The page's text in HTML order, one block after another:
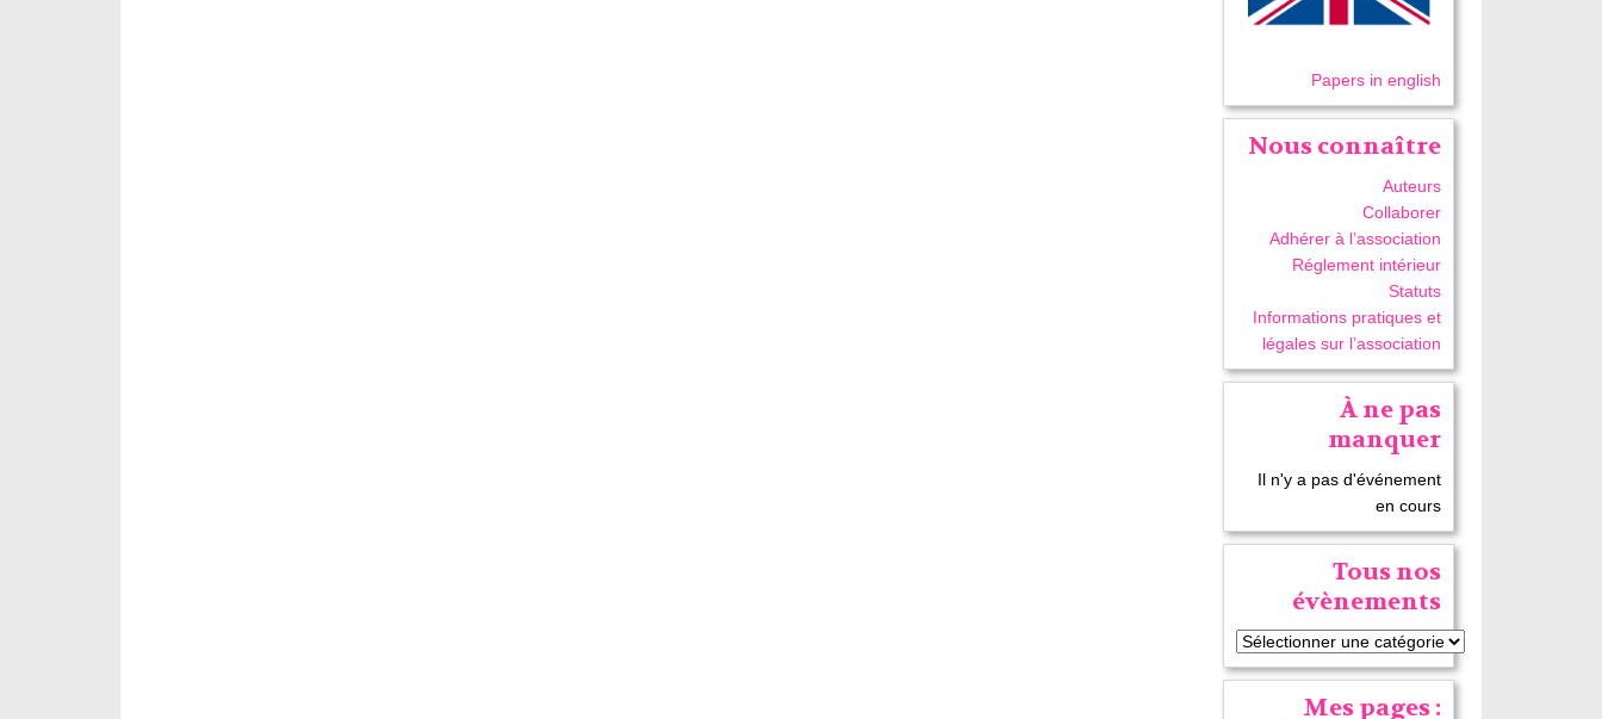
Papers in english
Nous connaître
Auteurs
Collaborer
Adhérer à l’association
Réglement intérieur
Statuts
Informations pratiques et
légales sur l’association
À ne pas
manquer
Il n'y a pas d'événement
en cours
Tous nos
évènements
Mes pages :